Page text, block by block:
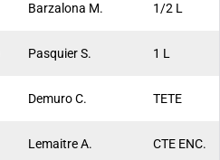
Barzalona M. 1/2 L
Pasquier S. 1 L
Demuro C. TETE
Lemaitre A. CTE ENC.